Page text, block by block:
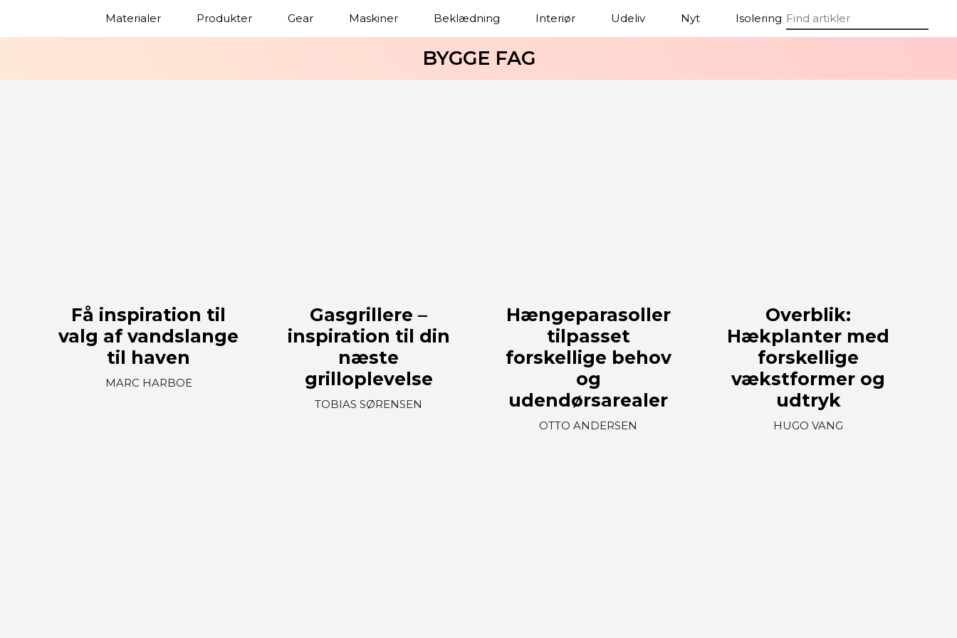
Materialer Produkter Gear Maskiner Beklædning Interiør Udeliv Nyt Isolering Energi
BYGGE FAG
Få inspiration til
valg af vandslange
til haven
MARC HARBOE
Gasgrillere –
inspiration til din
næste
grilloplevelse
TOBIAS SØRENSEN
Hængeparasoller
tilpasset
forskellige behov
og
udendørsarealer
OTTO ANDERSEN
Overblik:
Hækplanter med
forskellige
vækstformer og
udtryk
HUGO VANG